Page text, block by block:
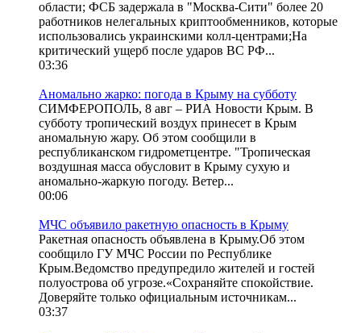
области; ФСБ задержала в "Москва-Сити" более 20
работников нелегальных криптообменников, которые
использовались украинскими колл-центрами;На
критический ущерб после ударов ВС РФ...
03:36
Аномально жарко: погода в Крыму на субботу
СИМФЕРОПОЛЬ, 8 авг – РИА Новости Крым. В
субботу тропический воздух принесет в Крым
аномальную жару. Об этом сообщили в
республиканском гидрометцентре. "Тропическая
воздушная масса обусловит в Крыму сухую и
аномально-жаркую погоду. Ветер...
00:06
МЧС объявило ракетную опасность в Крыму
Ракетная опасность объявлена в Крыму.Об этом
сообщило ГУ МЧС России по Республике
Крым.Ведомство предупредило жителей и гостей
полуострова об угрозе.«Сохраняйте спокойствие.
Доверяйте только официальным источникам...
03:37